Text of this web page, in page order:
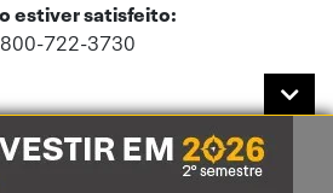
estiver satisfeito:
722-3730
pessoais de acordo com a nossaPolítica de
nossaPolítica de Privacidade.